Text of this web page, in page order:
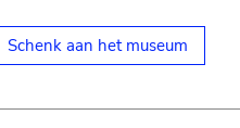
Schenk aan het museum